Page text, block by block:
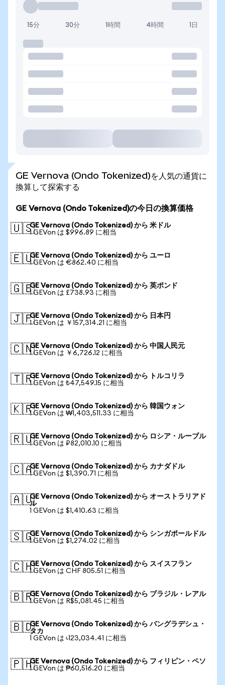
15分 30分 1時間 4時間 1日
GE Vernova (Ondo Tokenized)を人気の通貨に
換算して探索する
GE Vernova (Ondo Tokenized)の今日の換算価格
🇺🇸GE Vernova (Ondo Tokenized) から 米ドル
1 GEVon は $996.89 に相当
🇪🇺GE Vernova (Ondo Tokenized) から ユーロ
1 GEVon は €862.40 に相当
🇬🇧GE Vernova (Ondo Tokenized) から 英ポンド
1 GEVon は £738.93 に相当
🇯🇵GE Vernova (Ondo Tokenized) から 日本円
1 GEVon は ￥157,314.21 に相当
🇨🇳GE Vernova (Ondo Tokenized) から 中国人民元
1 GEVon は ￥6,726.12 に相当
🇹🇷GE Vernova (Ondo Tokenized) から トルコリラ
1 GEVon は ₺47,549.15 に相当
🇰🇷GE Vernova (Ondo Tokenized) から 韓国ウォン
1 GEVon は ₩1,403,511.33 に相当
🇷🇺GE Vernova (Ondo Tokenized) から ロシア・ルーブル
1 GEVon は ₽82,010.10 に相当
🇨🇦GE Vernova (Ondo Tokenized) から カナダドル
1 GEVon は $1,390.71 に相当
🇦🇺GE Vernova (Ondo Tokenized) から オーストラリアド
ル
1 GEVon は $1,410.63 に相当
🇸🇬GE Vernova (Ondo Tokenized) から シンガポールドル
1 GEVon は $1,274.02 に相当
🇨🇭GE Vernova (Ondo Tokenized) から スイスフラン
1 GEVon は CHF 805.51 に相当
🇧🇷GE Vernova (Ondo Tokenized) から ブラジル・レアル
1 GEVon は R$5,081.45 に相当
🇧🇩GE Vernova (Ondo Tokenized) から バングラデシュ・
タカ
1 GEVon は ৳123,034.41 に相当
🇵🇭GE Vernova (Ondo Tokenized) から フィリピン・ペソ
1 GEVon は ₱60,516.20 に相当